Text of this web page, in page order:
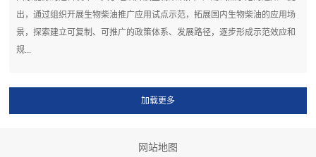
出，通过组织开展生物柴油推广应用试点示范，拓展国内生物柴油的应用场
景，探索建立可复制、可推广的政策体系、发展路径，逐步形成示范效应和
规...
网站地图